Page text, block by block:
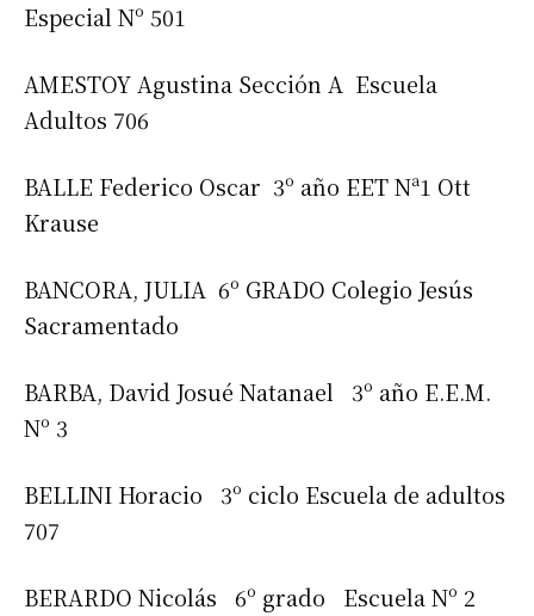
Especial Nº 501
AMESTOY Agustina Sección A Escuela
Adultos 706
BALLE Federico Oscar 3º año EET Nª1 Ott
Krause
BANCORA, JULIA 6º GRADO Colegio Jesús
Sacramentado
BARBA, David Josué Natanael 3º año E.E.M.
Nº 3
BELLINI Horacio 3º ciclo Escuela de adultos
707
BERARDO Nicolás 6º grado Escuela Nº 2